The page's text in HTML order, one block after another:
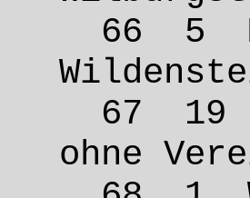
66 5
67
ohne